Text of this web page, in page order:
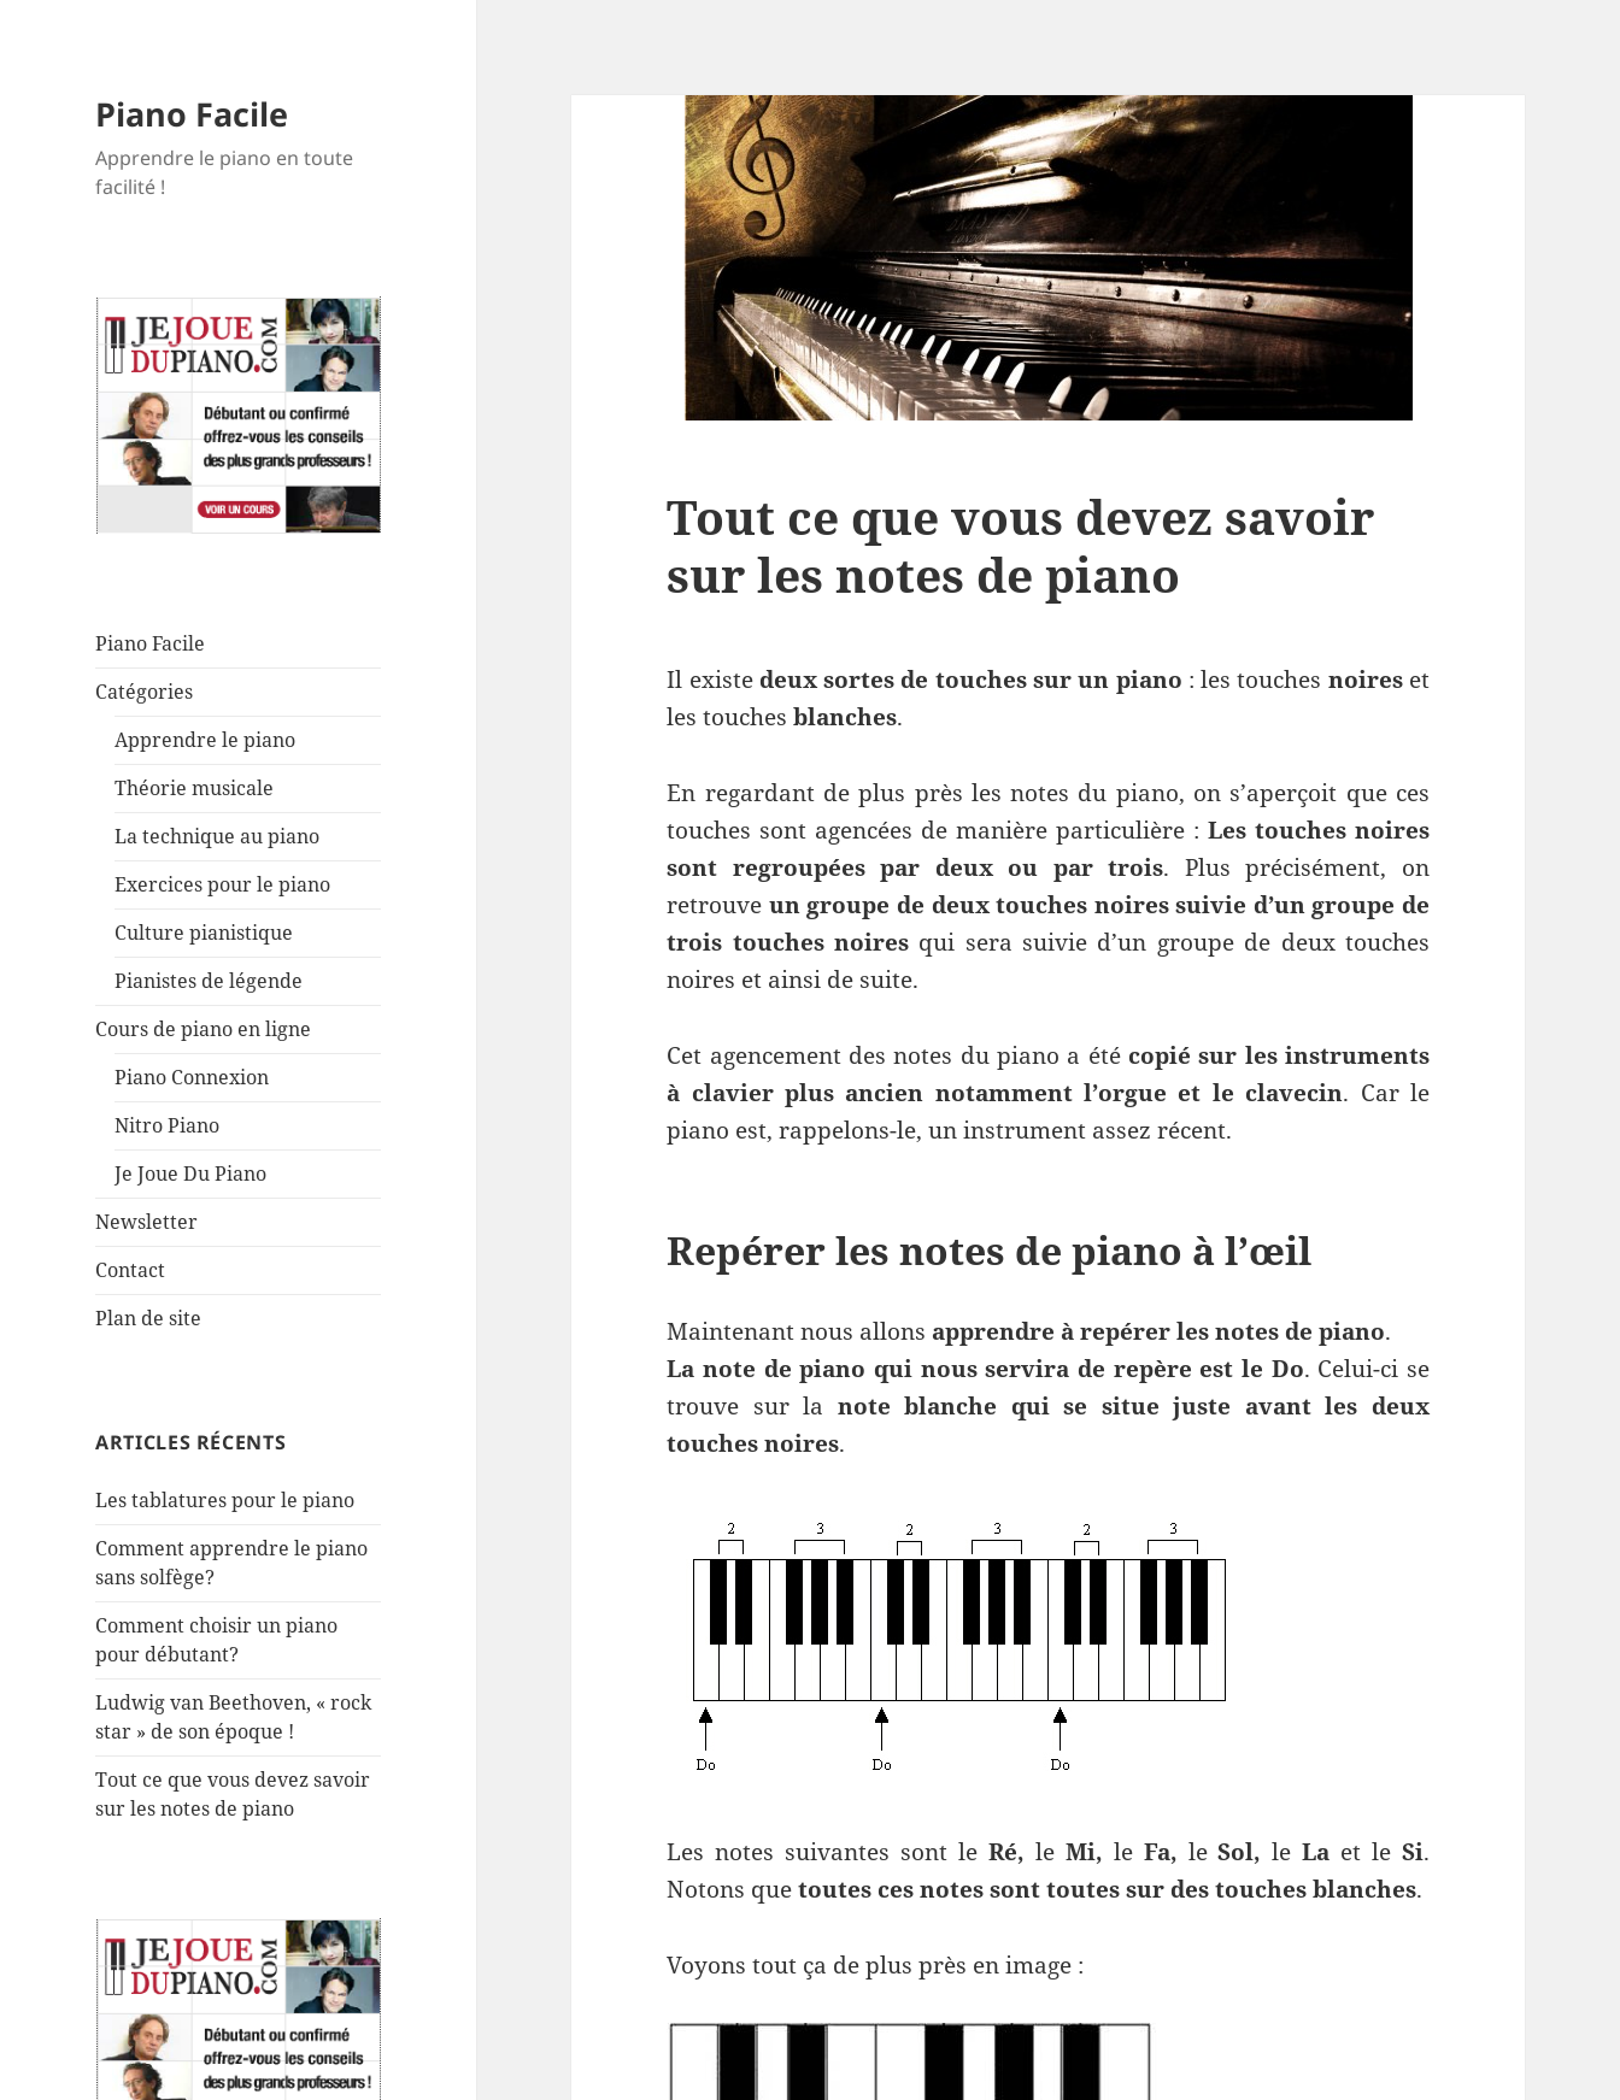
Piano Facile
Apprendre le piano en toute
facilité !
Piano Facile
Catégories
Apprendre le piano
Théorie musicale
La technique au piano
Exercices pour le piano
Culture pianistique
Pianistes de légende
Cours de piano en ligne
Piano Connexion
Nitro Piano
Je Joue Du Piano
Newsletter
Contact
Plan de site
ARTICLES RÉCENTS
Les tablatures pour le piano
Comment apprendre le piano
sans solfège?
Comment choisir un piano
pour débutant?
Ludwig van Beethoven, « rock
star » de son époque !
Tout ce que vous devez savoir
sur les notes de piano
Tout ce que vous devez savoir
sur les notes de piano
Il existe deux sortes de touches sur un piano : les touches noireset
les touchesblanches.
En regardant de plus près les notes du piano, on s’aperçoit que ces
touches sont agencées de manière particulière : Les touches noires
sont regroupées par deux ou par trois. Plus précisément, on
retrouve un groupe de deux touches noires suivie d’un groupe de
trois touches noires qui sera suivie d’un groupe de deux touches
noires et ainsi de suite.
Cet agencement des notes du piano a été copié sur les instruments
à clavier plus ancien notamment l’orgue et le clavecin. Car le
piano est, rappelons-le, un instrument assez récent.
Repérer les notes de piano à l’œil
Maintenant nous allons apprendre à repérer les notes de piano.
La note de piano qui nous servira de repère est le Do. Celui-ci se
trouve sur la note blanche qui se situe juste avant les deux
touches noires.
Les notes suivantes sont le Ré, leMi, leFa, leSol,le La et le Si.
Notons quetoutes ces notes sont toutes sur des touches blanches.
Voyons tout ça de plus près en image :